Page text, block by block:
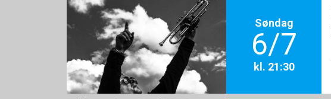
Søndag
6/7
kl. 21:30